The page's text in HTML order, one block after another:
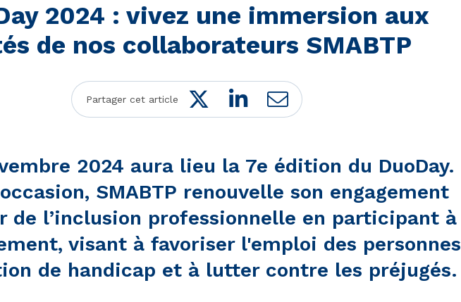
2024 : vivez une immersion aux
de nos collaborateurs SMABTP
Partager cet article Twitter
LinkedIn
Mail
2024 aura lieu la 7e édition du DuoDay.
SMABTP renouvelle son engagement
de l’inclusion professionnelle en participant à
visant à favoriser l'emploi des personnes
de handicap et à lutter contre les préjugés.